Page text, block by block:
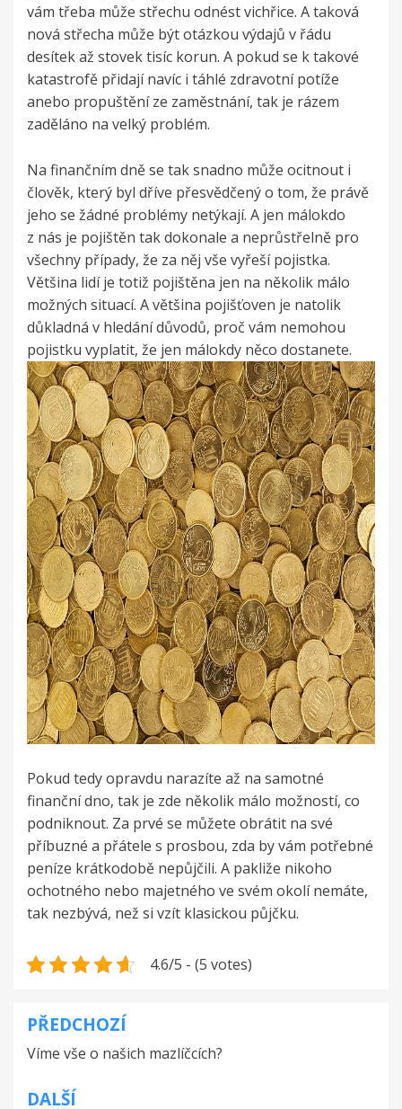
vám třeba může střechu odnést vichřice. A taková
nová střecha může být otázkou výdajů v řádu
desítek až stovek tisíc korun. A pokud se k takové
katastrofě přidají navíc i táhlé zdravotní potíže
anebo propuštění ze zaměstnání, tak je rázem
zaděláno na velký problém.
Na finančním dně se tak snadno může ocitnout i
člověk, který byl dříve přesvědčený o tom, že právě
jeho se žádné problémy netýkají. A jen málokdo
z nás je pojištěn tak dokonale a neprůstřelně pro
všechny případy, že za něj vše vyřeší pojistka.
Většina lidí je totiž pojištěna jen na několik málo
možných situací. A většina pojišťoven je natolik
důkladná v hledání důvodů, proč vám nemohou
pojistku vyplatit, že jen málokdy něco dostanete.
Pokud tedy opravdu narazíte až na samotné
finanční dno, tak je zde několik málo možností, co
podniknout. Za prvé se můžete obrátit na své
příbuzné a přátele s prosbou, zda by vám potřebné
peníze krátkodobě nepůjčili. A pakliže nikoho
ochotného nebo majetného ve svém okolí nemáte,
tak nezbývá, než si vzít klasickou půjčku.
4.6/5 - (5 votes)
Navigace
pro
příspěvek
PŘEDCHOZÍ
Víme vše o našich mazlíčcích?
DALŠÍ